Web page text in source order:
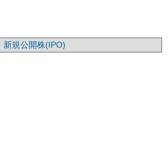
新規公開株(IPO)